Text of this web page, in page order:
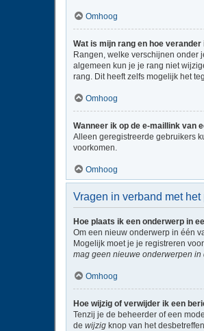
Omhoog
Wat is mijn rang en hoe
Rangen, welke verschijnen onder
algemeen kun je je rang niet
rang. Dit heeft zelfs mogelijk het
Omhoog
Wanneer ik op de e-maillink van
Alleen geregistreerde gebruikers
voorkomen.
Omhoog
Vragen in verband met
Hoe plaats ik een onderwerp in
Om een nieuw onderwerp in één
Mogelijk moet je je registreren
mag geen nieuwe onderwerpen in
Omhoog
Hoe wijzig of verwijder ik een
Tenzij je de beheerder of een
de wijzig knop van het